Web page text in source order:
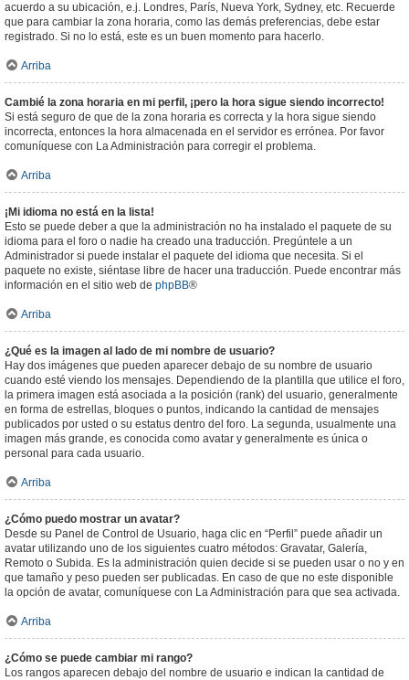
acuerdo a su ubicación, e.j. Londres, París, Nueva York, Sydney, etc. Recuerde
que para cambiar la zona horaria, como las demás preferencias, debe estar
registrado. Si no lo está, este es un buen momento para hacerlo.
Arriba
Cambié la zona horaria en mi perfil, ¡pero la hora sigue siendo incorrecto!
Si está seguro de que de la zona horaria es correcta y la hora sigue siendo
incorrecta, entonces la hora almacenada en el servidor es errónea. Por favor
comuníquese con La Administración para corregir el problema.
Arriba
¡Mi idioma no está en la lista!
Esto se puede deber a que la administración no ha instalado el paquete de su
idioma para el foro o nadie ha creado una traducción. Pregúntele a un
Administrador si puede instalar el paquete del idioma que necesita. Si el
paquete no existe, siéntase libre de hacer una traducción. Puede encontrar más
información en el sitio web de phpBB®
Arriba
¿Qué es la imagen al lado de mi nombre de usuario?
Hay dos imágenes que pueden aparecer debajo de su nombre de usuario
cuando esté viendo los mensajes. Dependiendo de la plantilla que utilice el foro,
la primera imagen está asociada a la posición (rank) del usuario, generalmente
en forma de estrellas, bloques o puntos, indicando la cantidad de mensajes
publicados por usted o su estatus dentro del foro. La segunda, usualmente una
imagen más grande, es conocida como avatar y generalmente es única o
personal para cada usuario.
Arriba
¿Cómo puedo mostrar un avatar?
Desde su Panel de Control de Usuario, haga clic en “Perfil” puede añadir un
avatar utilizando uno de los siguientes cuatro métodos: Gravatar, Galería,
Remoto o Subida. Es la administración quien decide si se pueden usar o no y en
que tamaño y peso pueden ser publicadas. En caso de que no este disponible
la opción de avatar, comuníquese con La Administración para que sea activada.
Arriba
¿Cómo se puede cambiar mi rango?
Los rangos aparecen debajo del nombre de usuario e indican la cantidad de